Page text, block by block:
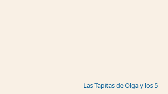
Las Tapitas de Olga y los 5